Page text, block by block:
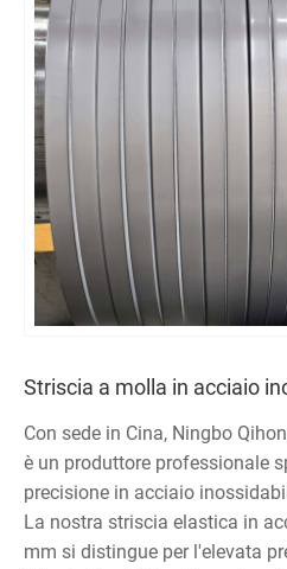
Striscia a molla in acciaio
Con sede in Cina, Ningbo
è un produttore professionale
precisione in acciaio
La nostra striscia elastica in
mm si distingue per l'elevata